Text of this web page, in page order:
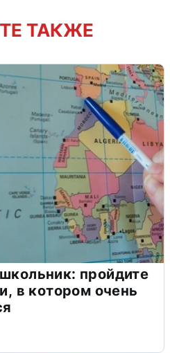
ТАКЖЕ
пройдите
в котором очень